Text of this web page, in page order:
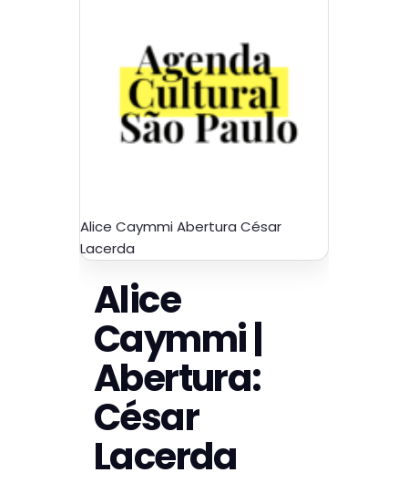
Alice Caymmi Abertura César
Lacerda
Alice
Caymmi |
Abertura:
César
Lacerda